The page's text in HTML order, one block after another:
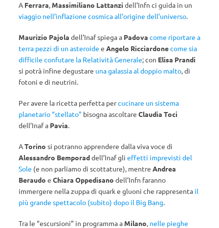
A Ferrara, Massimiliano Lattanzi dell’Infn ci guida in un
viaggio nell’inflazione cosmica all’origine dell’universo.
Maurizio Pajola dell’Inaf spiega a Padova come riportare a
terra pezzi di un asteroide e Angelo Ricciardonecome sia
difficile confutare la Relatività Generale; con Elisa Prandi
si potrà infine degustare una galassia al doppio malto, di
fotoni e di neutrini.
Per avere la ricetta perfetta percucinare un sistema
planetario “stellato” bisogna ascoltare Claudia Toci
dell’Inaf a Pavia.
ATorino si potranno apprendere dalla viva voce di
Alessandro Bemporaddell’Inaf gli effetti imprevisti del
Sole (e non parliamo di scottature), mentre Andrea
Beraudo e Chiara Oppedisano dell’Infn faranno
immergere nella zuppa di quark e gluoni che rappresenta il
più grande spettacolo (subito) dopo il Big Bang.
Tra le “escursioni” in programma a Milano, nelle pieghe